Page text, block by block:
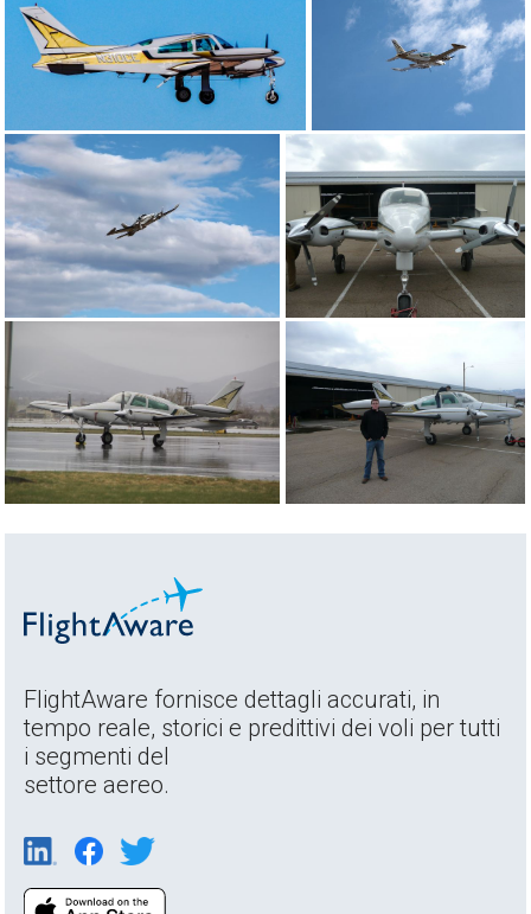
FlightAware fornisce dettagli accurati, in
tempo reale, storici e predittivi dei voli per tutti
i segmenti del
settore aereo.